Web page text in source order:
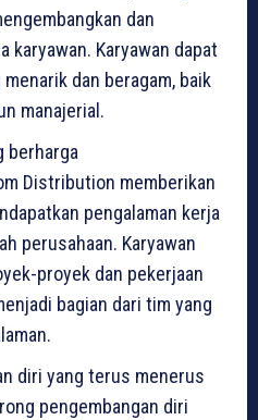
dan
karyawan. Karyawan dapat
dan beragam, baik
manajerial.
berharga
Distribution memberikan
pengalaman kerja
perusahaan. Karyawan
proyek dan pekerjaan
bagian dari tim yang
diri yang terus menerus
pengembangan diri